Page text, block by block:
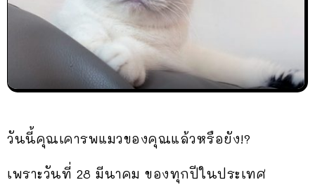
วันนี้คุณเคารพแมวของคุณแล้วหรือยัง!?
เพราะวันที่ 28 มีนาคม ของทุกปีในประเทศ